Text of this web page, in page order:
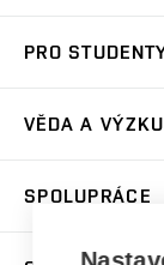
Koleje
Sport na VUT
Brno
Dny otevřených
Celoživotní
PRO
Harmonogram
Závěrečné práce
Zpracování
Sociální bezpečí
Studium bez bariér
VĚDA A
Mezinárodní
SPOLUPRÁCE